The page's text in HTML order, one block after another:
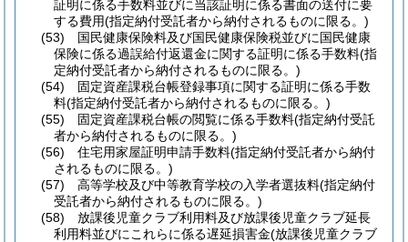
証明に係る手数料並びに当該証明に係る書面の送付に要
する費用(指定納付受託者から納付されるものに限る。)
(53)
国民健康保険料及び国民健康保険税並びに国民健康
保険に係る過誤給付返還金に関する証明に係る手数料(指
定納付受託者から納付されるものに限る。)
(54)
固定資産課税台帳登録事項に関する証明に係る手数
料(指定納付受託者から納付されるものに限る。)
(55)
固定資産課税台帳の閲覧に係る手数料(指定納付受託
者から納付されるものに限る。)
(56)
住宅用家屋証明申請手数料(指定納付受託者から納付
されるものに限る。)
(57)
高等学校及び中等教育学校の入学者選抜料(指定納付
受託者から納付されるものに限る。)
(58)
放課後児童クラブ利用料及び放課後児童クラブ延長
利用料並びにこれらに係る遅延損害金(放課後児童クラブ